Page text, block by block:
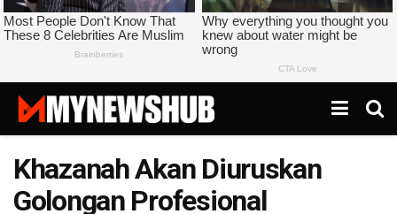
Khazanah Akan Diuruskan
Golongan Profesional